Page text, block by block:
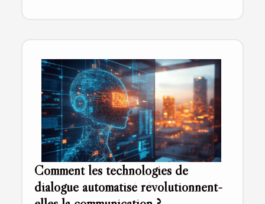
Comment les technologies de
dialogue automatisé révolutionnent-